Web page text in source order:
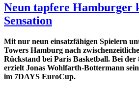
Neun tapfere Hamburger
Sensation
Mit nur neun einsatzfähigen Spielern
Towers Hamburg nach
Rückstand bei Paris Basketball. Bei der
erzielt Jonas Wohlfarth-Bottermann
im 7DAYS EuroCup.